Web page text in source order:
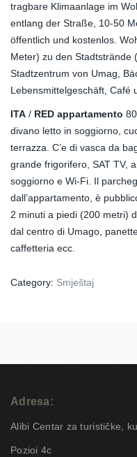
tragbare Klimaanlage im
entlang der Straße, 10-50
öffentlich und kostenlos.
Meter) zu den Stadtstrände
Stadtzentrum von Umag,
Lebensmittelgeschäft, Café
ITA / RED appartamento
divano letto in soggiorno,
terrazza. C’e di vasca da
grande frigorifero, SAT TV,
soggiorno e Wi-Fi. Il
dall’appartamento, è
2 minuti a piedi (200 metri)
dal centro di Umago,
caffetteria ecc.
Category: Smještaj
Adresa:
Alibi Centar za turističke,
Pozioi 4c